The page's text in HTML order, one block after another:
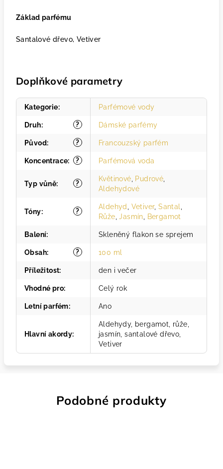
Základ parfému
Santalové dřevo, Vetiver
Doplňkové parametry
Kategorie: Parfémové vody
?
Druh: Dámské parfémy
?
Původ: Francouzský parfém
?
Koncentrace: Parfémová voda
?
Typ vůně:
Květinové Pudrové
Aldehydové
?
Tóny:
Aldehyd Vetiver,Santal
Růže ,Jasmín Bergamot
Balení: Skleněný flakon se sprejem
?
Obsah: 100 ml
Příležitost: den i večer
Vhodné pro: Celý rok
Letní parfém: Ano
Hlavní akordy:
Aldehydy, bergamot, růže,
jasmín, santalové dřevo,
Vetiver
Podobné produkty